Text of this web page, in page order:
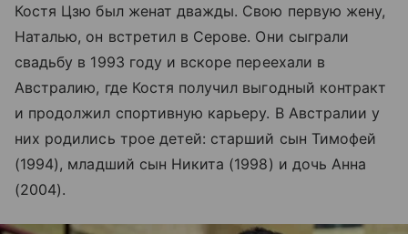
Костя Цзю был женат дважды. Свою первую жену,
Наталью, он встретил в Серове. Они сыграли
свадьбу в 1993 году и вскоре переехали в
Австралию, где Костя получил выгодный контракт
и продолжил спортивную карьеру. В Австралии у
них родились трое детей: старший сын Тимофей
(1994), младший сын Никита (1998) и дочь Анна
(2004).